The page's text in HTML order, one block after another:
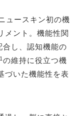
ュースキン初の機
メント。機能性関
合し、認知機能の
の維持に役立つ機
づいた機能性を表